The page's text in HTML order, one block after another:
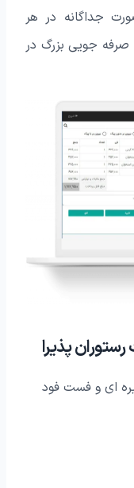
جداگانه در هر
جویی بزرگ در
پذیرا
ای و فست فود